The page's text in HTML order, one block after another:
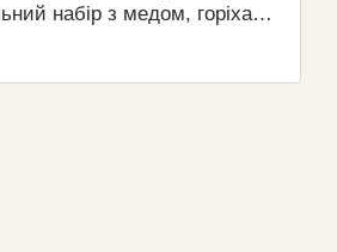
набір з медом, горіхами